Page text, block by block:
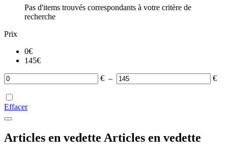
Pas d'items trouvés correspondants à votre critère de
recherche
Prix
0€
145€
€ – €
Effacer
Articles en vedette Articles en vedette